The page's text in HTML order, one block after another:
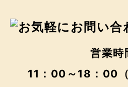
営業時
11：00～18：00（